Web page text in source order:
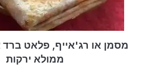
מסמן או רג'אייף, פלאט ברד
ממולא ירקות